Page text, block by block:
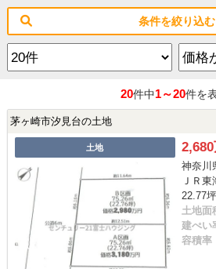
条件を絞り込む
20件中1～20件を
茅ヶ崎市汐見台の土地
土地 2,680
神奈川
ＪＲ
22.77
土地面
建ぺい
容積率